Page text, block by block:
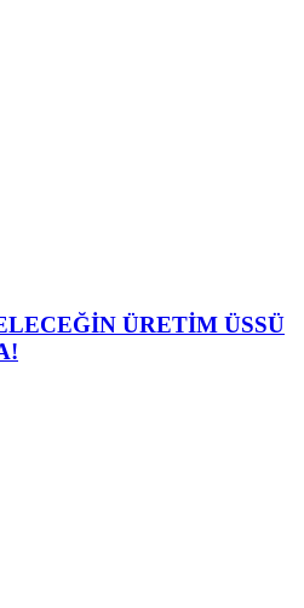
ÜRETİM ÜSSÜ